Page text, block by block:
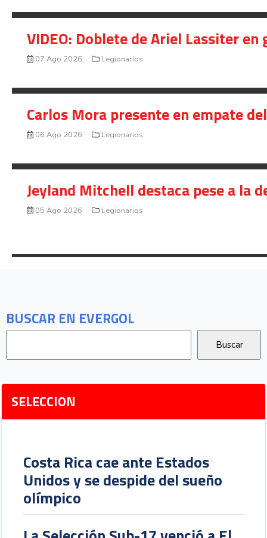
BUSCAR EN EVERGOL
SELECCION
Costa Rica cae ante Estados
Unidos y se despide del sueño
olímpico
VIDEO: Doblete de Ariel Lassiter
07 Ago 2026 Legionarios
Carlos Mora presente en empate
06 Ago 2026 Legionarios
Jeyland Mitchell destaca pese a la
05 Ago 2026 Legionarios